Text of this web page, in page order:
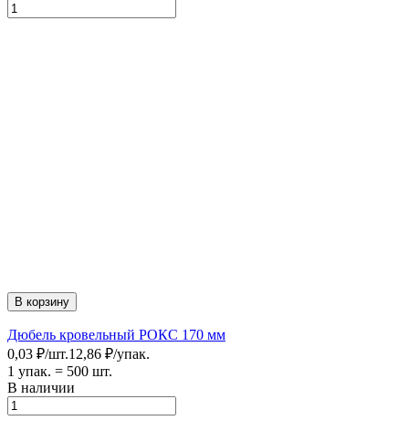
В корзину
Дюбель кровельный РОКС 170 мм
0,03 ₽/шт.12,86 ₽/упак.
1 упак. = 500 шт.
В наличии